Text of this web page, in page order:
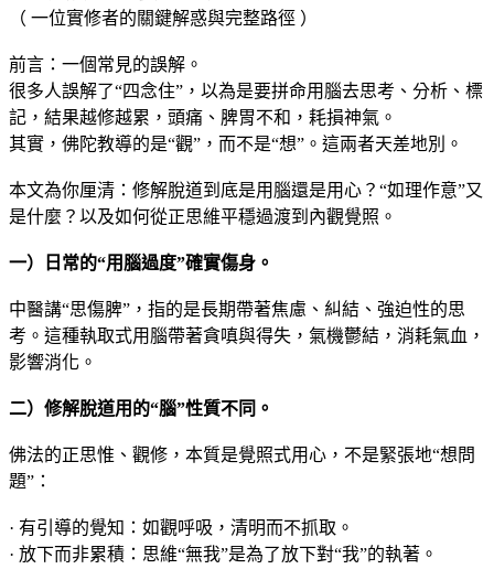
（ 一位實修者的關鍵解惑與完整路徑 ）
前言：一個常見的誤解。
很多人誤解了“四念住”，以為是要拼命用腦去思考、分析、標
記，結果越修越累，頭痛、脾胃不和，耗損神氣。
其實，佛陀教導的是“觀”，而不是“想”。這兩者天差地別。
本文為你厘清：修解脫道到底是用腦還是用心？“如理作意”又
是什麼？以及如何從正思維平穩過渡到內觀覺照。
一）日常的“用腦過度”確實傷身。
中醫講“思傷脾”，指的是長期帶著焦慮、糾結、強迫性的思
考。這種執取式用腦帶著貪嗔與得失，氣機鬱結，消耗氣血，
影響消化。
二）修解脫道用的“腦”性質不同。
佛法的正思惟、觀修，本質是覺照式用心，不是緊張地“想問
題”：
· 有引導的覺知：如觀呼吸，清明而不抓取。
· 放下而非累積：思維“無我”是為了放下對“我”的執著。